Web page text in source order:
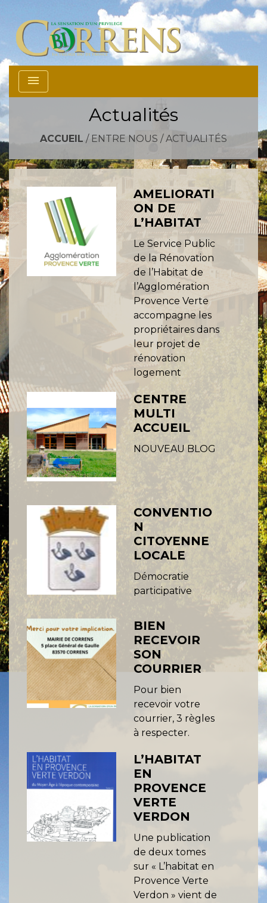
menu
Actualités
ACCUEIL / ENTRE NOUS /ACTUALITÉS
AMELIORATI
ON DE
L’HABITAT
Le Service Public
de la Rénovation
de l’Habitat de
l’Agglomération
Provence Verte
accompagne les
propriétaires dans
leur projet de
rénovation
logement
CENTRE
MULTI
ACCUEIL
NOUVEAU BLOG
CONVENTIO
N
CITOYENNE
LOCALE
Démocratie
participative
BIEN
RECEVOIR
SON
COURRIER
Pour bien
recevoir votre
courrier, 3 règles
à respecter.
L’HABITAT
EN
PROVENCE
VERTE
VERDON
Une publication
de deux tomes
sur « L’habitat en
Provence Verte
Verdon » vient de